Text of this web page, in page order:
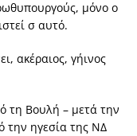
μόνο ο
σ αυτό.
ακέραιος, γήινος
τη Βουλή – μετά την
την ηγεσία της ΝΔ